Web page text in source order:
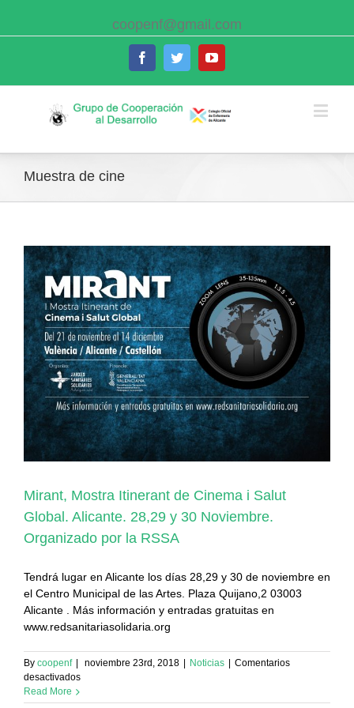
coopenf@gmail.com
FacebookTwitterYoutube
Muestra de cine
Mirant, Mostra Itinerant de Cinema i Salut
Global. Alicante. 28,29 y 30 Noviembre.
Organizado por la RSSA
Tendrá lugar en Alicante los días 28,29 y 30 de noviembre en
el Centro Municipal de las Artes. Plaza Quijano,2 03003
Alicante . Más información y entradas gratuitas en
www.redsanitariasolidaria.org
By coopenf noviembre 23rd, 2018 Noticias
Comentarios
desactivadosen
Mostra
Read More